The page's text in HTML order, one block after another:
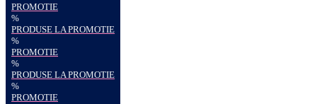
PROMOTIE
%
PRODUSE LA PROMOTIE
%
PROMOTIE
%
PRODUSE LA PROMOTIE
%
PROMOTIE